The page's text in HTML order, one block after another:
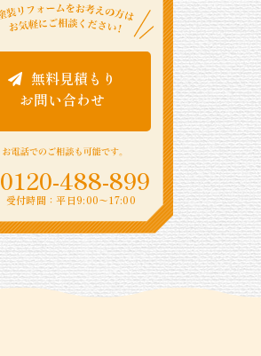
無料見積もり
お問い合わせ
0120-488-899
受付時間：平日9:00〜17:00